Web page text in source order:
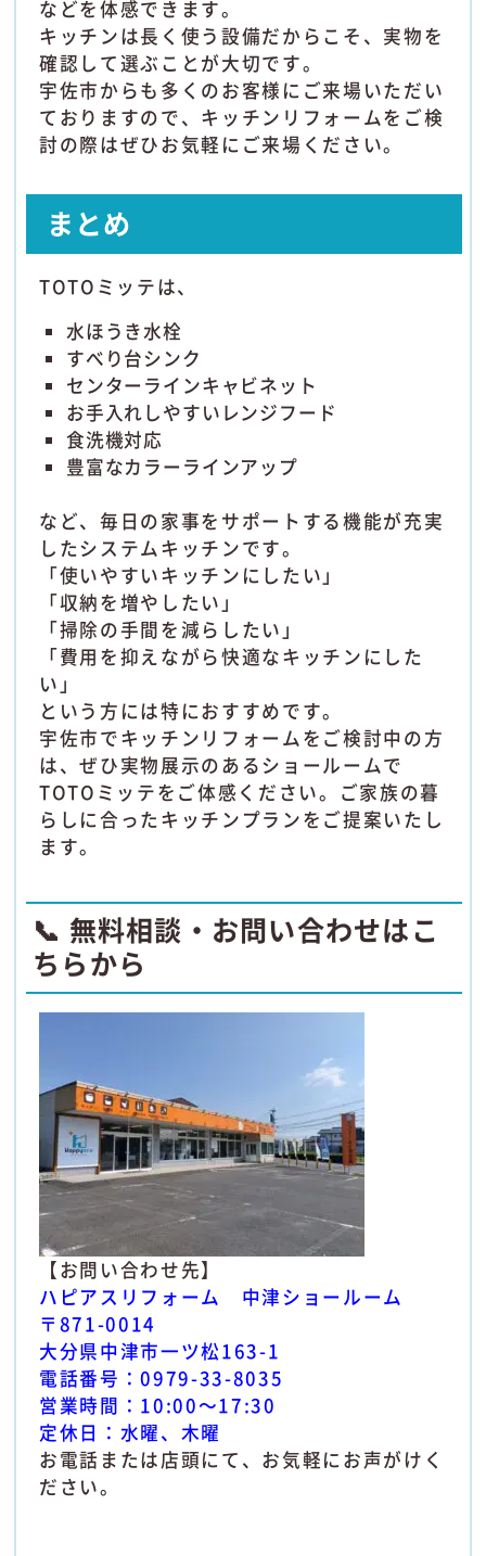
などを体感できます。
キッチンは長く使う設備だからこそ、実物を
確認して選ぶことが大切です。
宇佐市からも多くのお客様にご来場いただい
ておりますので、キッチンリフォームをご検
討の際はぜひお気軽にご来場ください。
まとめ
TOTOミッテは、
水ほうき水栓
すべり台シンク
センターラインキャビネット
お手入れしやすいレンジフード
食洗機対応
豊富なカラーラインアップ
など、毎日の家事をサポートする機能が充実
したシステムキッチンです。
「使いやすいキッチンにしたい」
「収納を増やしたい」
「掃除の手間を減らしたい」
「費用を抑えながら快適なキッチンにした
い」
という方には特におすすめです。
宇佐市でキッチンリフォームをご検討中の方
は、ぜひ実物展示のあるショールームで
TOTOミッテをご体感ください。ご家族の暮
らしに合ったキッチンプランをご提案いたし
ます。
📞 無料相談・お問い合わせはこ
ちらから
【お問い合わせ先】
ハピアスリフォーム 中津ショールーム
〒871-0014
大分県中津市一ツ松163-1
電話番号：0979-33-8035
営業時間：10:00～17:30
定休日：水曜、木曜
お電話または店頭にて、お気軽にお声がけく
ださい。